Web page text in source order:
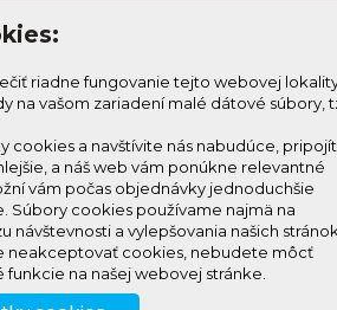
Odoberaj Kam na
Horehroní
Prihlás sa na odber a
dostávaj novinky ako prvý
riadne fungovanie tejto webovej
na vašom zariadení malé dátové súbory,
cookies a navštívite nás nabudúce,
a náš web vám ponúkne relevantné
vám počas objednávky jednoduchšie
Súbory cookies používame najmä na
návštevnosti a vylepšovania našich
neakceptovať cookies, nebudete môcť
na našej webovej stránke.